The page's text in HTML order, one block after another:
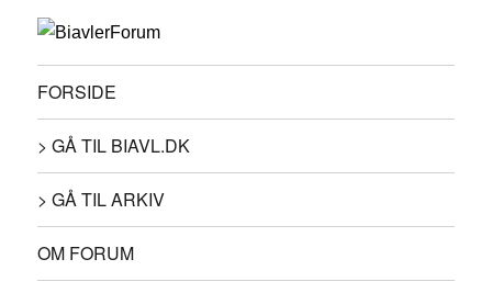
FORSIDE
> GÅ TIL BIAVL.DK
> GÅ TIL ARKIV
OM FORUM